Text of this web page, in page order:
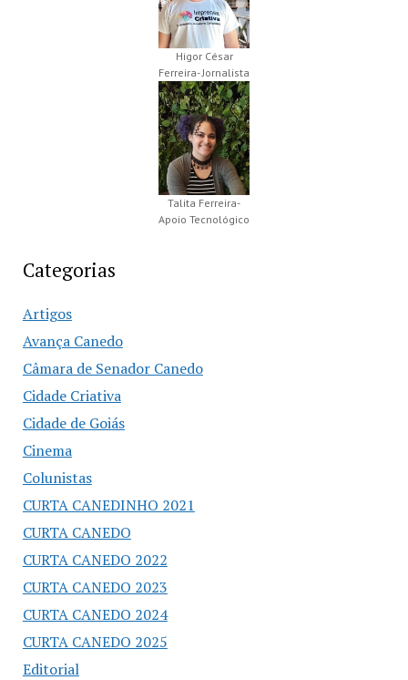
Higor César
Ferreira- Jornalista
Talita Ferreira-
Apoio Tecnológico
Categorias
Artigos
Avança Canedo
Câmara de Senador Canedo
Cidade Criativa
Cidade de Goiás
Cinema
Colunistas
CURTA CANEDINHO 2021
CURTA CANEDO
CURTA CANEDO 2022
CURTA CANEDO 2023
CURTA CANEDO 2024
CURTA CANEDO 2025
Editorial